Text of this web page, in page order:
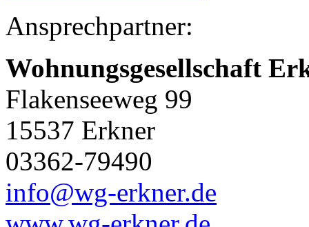
Ansprechpartner:
Wohnungsgesellschaft
Flakenseeweg 99
15537 Erkner
03362-79490
info@wg-erkner.de